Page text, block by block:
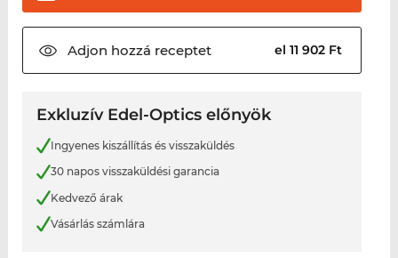
Adjon hozzá receptet el 11 902 Ft
Exkluzív Edel-Optics előnyök
Ingyenes kiszállítás és visszaküldés
30 napos visszaküldési garancia
Kedvező árak
Vásárlás számlára